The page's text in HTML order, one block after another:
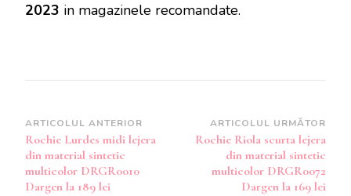
2023 in magazinele recomandate.
Navigare
în
articole
ARTICOLUL ANTERIOR
Rochie Lurdes midi lejera
din material sintetic
multicolor DRGR0010
Dargen la 189 lei
ARTICOLUL URMĂTOR
Rochie Riola scurta lejera
din material sintetic
multicolor DRGR0072
Dargen la 169 lei